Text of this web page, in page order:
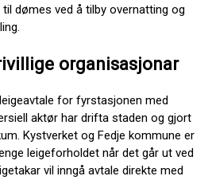
dømes ved å tilby overnatting og
organisasjonar
for fyrstasjonen med
aktør har drifta staden og gjort
Kystverket og Fedje kommune er
leigeforholdet når det går ut ved
vil inngå avtale direkte med